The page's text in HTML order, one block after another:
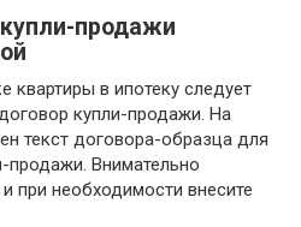
продажи
квартиры в ипотеку следует
купли-продажи. На
текст договора-образца для
продажи. Внимательно
при необходимости внесите